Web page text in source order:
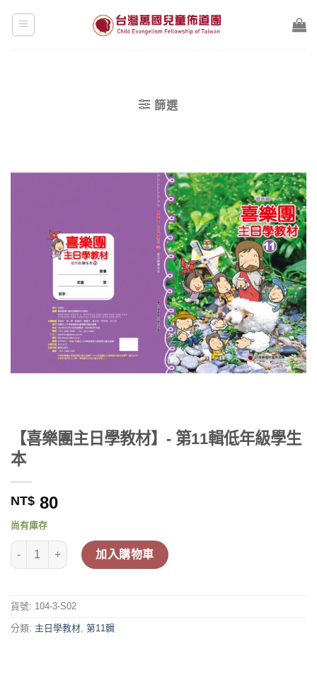
篩選
【喜樂團主日學教材】- 第11輯低年級學生
本
NT$ 80
尚有庫存
【喜樂團主日學教材】- 第11輯低年級學生本 數量
加入購物車
貨號: 104-3-S02
分類: 主日學教材 第11輯